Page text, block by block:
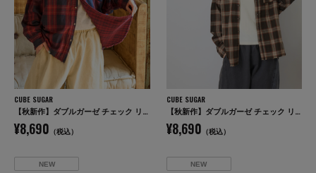
CUBE SUGAR
【秋新作】ダブルガーゼ チェック リバーシブル レギュラーシャツ
¥8,690 （税込）
CUBE SUGAR
【秋新作】ダブルガーゼ チェック リバーシブル レギュラーシャツ
¥8,690 （税込）
NEW NEW